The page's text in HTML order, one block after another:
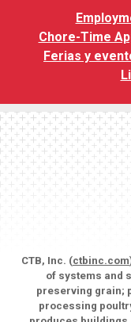
Chore-Time
Ferias y
CTB, Inc. (ctbinc.com
of systems and
preserving grain;
processing